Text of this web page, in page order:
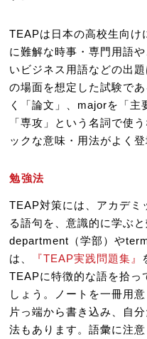
TEAPは日本の高校生向け
に難解な時事・専門用語
いビジネス用語などの出
の場面を想定した試験で
く「論文」、majorを「主
「専攻」という名詞で使
ックな意味・用法がよく登
勉強法
TEAP対策には、アカデミ
る語句を、意識的に学ぶ
department（学部）や
は、
『TEAP実践問題集』
TEAPに特徴的な語を拾っ
しょう。ノートを一冊用
片っ端から書き込み、自
法もあります。語彙に注